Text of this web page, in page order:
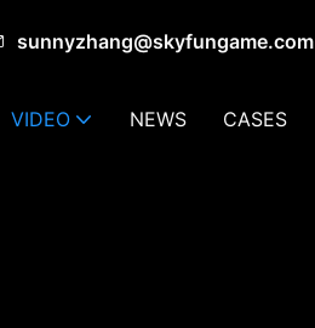
sunnyzhang@skyfungame.com
VIDEO NEWS CASES